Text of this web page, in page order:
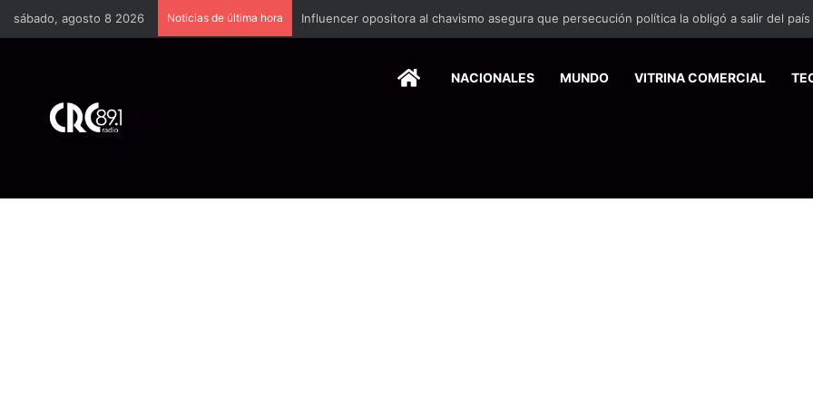
sábado, agosto 8 2026 Noticias de última hora Industria plástica se suma a la economía circular
HOMENACIONALES MUNDO VITRINA COMERCIAL